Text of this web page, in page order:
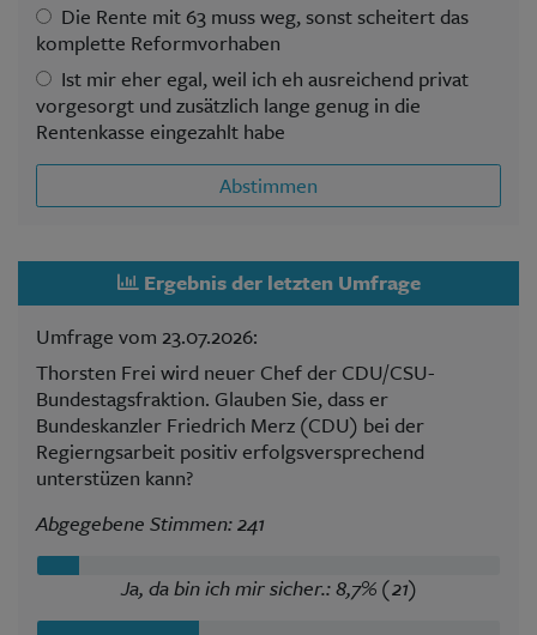
Die Rente mit 63 muss weg, sonst scheitert das
komplette Reformvorhaben
Ist mir eher egal, weil ich eh ausreichend privat
vorgesorgt und zusätzlich lange genug in die
Rentenkasse eingezahlt habe
Abstimmen
Ergebnis der letzten Umfrage
Umfrage vom 23.07.2026:
Thorsten Frei wird neuer Chef der CDU/CSU-
Bundestagsfraktion. Glauben Sie, dass er
Bundeskanzler Friedrich Merz (CDU) bei der
Regierngsarbeit positiv erfolgsversprechend
unterstüzen kann?
Abgegebene Stimmen: 241
Ja, da bin ich mir sicher.: 8,7% (21)